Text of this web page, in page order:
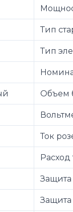
Тип
Тип
Объем
Ток
Расход
Защита